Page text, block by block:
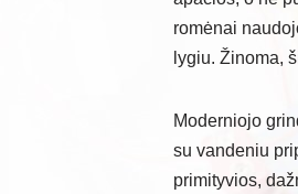
romėnai
lygiu. Žinoma,
Moderniojo
su vandeniu
primityvios,